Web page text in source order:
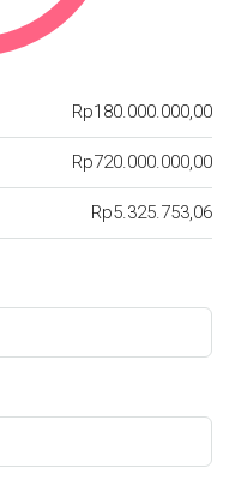
Rp180.000.000,00
Rp720.000.000,00
Rp5.325.753,06